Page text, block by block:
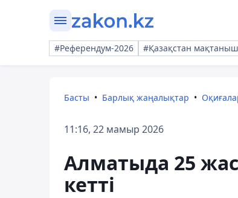
#Референдум-2026 #Қазақстан
Басты Барлық жаңалықтар
11:16, 22 мамыр 2026
Алматыда 25
кетті